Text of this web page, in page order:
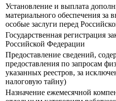
Установление и выплата
материального обеспечения
особые заслуги перед
Государственная регистрация
Российской Федерации
Предоставление сведений,
предоставления по запросам
указанных реестров, за
налоговую тайну)
Назначение ежемесячной